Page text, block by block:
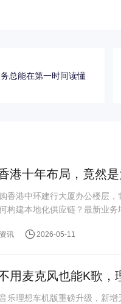
总能在第一时间读懂
港十年布局，竟然
香港中环建行大厦办公楼层
构建本地化供应链？最新业务
讯 2026-05-11
用麦克风也能K歌，
乐理想车机版重磅升级，新